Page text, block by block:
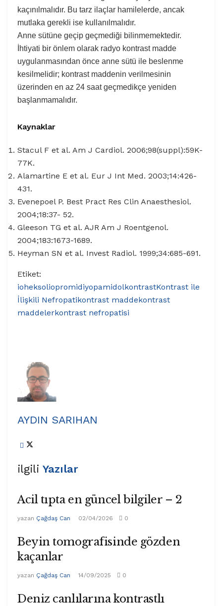
kaçınılmalıdır. Bu tarz ilaçlar hamilelerde, ancak
mutlaka gerekli ise kullanılmalıdır.
Anne sütüne geçip geçmediği bilinmemektedir.
İhtiyati bir önlem olarak radyo kontrast madde
uygulanmasından önce anne sütü ile beslenme
kesilmelidir; kontrast maddenin verilmesinin
üzerinden en az 24 saat geçmedikçe yeniden
başlanmamalıdır.
Kaynaklar
Stacul F et al. Am J Cardiol. 2006;98(suppl):59K-
77K.
Alamartine E et al. Eur J Int Med. 2003;14:426-
431.
Evenepoel P. Best Pract Res Clin Anaesthesiol.
2004;18:37- 52.
Gleeson TG et al. AJR Am J Roentgenol.
2004;183:1673-1689.
Heyman SN et al. Invest Radiol. 1999;34:685-691.
Etiket:
ioheksoliopromidiyopamidolkontrastKontrast ile
İlişkili Nefropatikontrast maddekontrast
maddelerkontrast nefropatisi
AYDIN SARIHAN
ilgili Yazılar
Acil tıpta en güncel bilgiler – 2
yazan Çağdaş Can 02/04/2026 0
Beyin tomografisinde gözden
kaçanlar
yazan Çağdaş Can 14/09/2025 0
Deniz canlılarına kontrastlı